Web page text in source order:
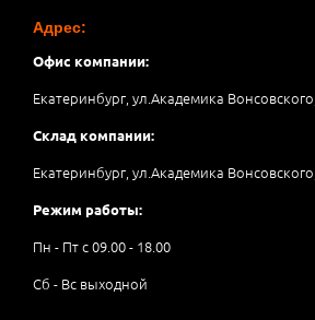
Адрес:
Офис компании:
Екатеринбург, ул.Академика
Склад компании:
Екатеринбург, ул.Академика
Режим работы:
Пн - Пт с 09.00 - 18.00
Сб - Вс выходной